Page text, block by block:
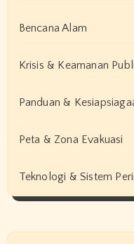
Bencana Alam
Krisis & Keamanan
Panduan &
Peta & Zona Evakuasi
Teknologi & Sistem